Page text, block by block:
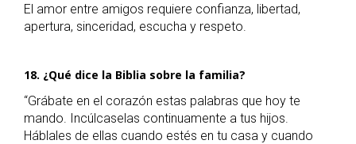
El amor entre amigos requiere confianza, libertad,
apertura, sinceridad, escucha y respeto.
18. ¿Qué dice la Biblia sobre la familia?
“Grábate en el corazón estas palabras que hoy te
mando. Incúlcaselas continuamente a tus hijos.
Háblales de ellas cuando estés en tu casa y cuando